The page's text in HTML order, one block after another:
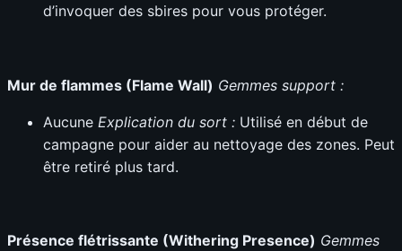
d’invoquer des sbires pour vous protéger.
Mur de flammes (Flame Wall) Gemmes support :
Aucune Explication du sort : Utilisé en début de
campagne pour aider au nettoyage des zones. Peut
être retiré plus tard.
Présence flétrissante (Withering Presence) Gemmes